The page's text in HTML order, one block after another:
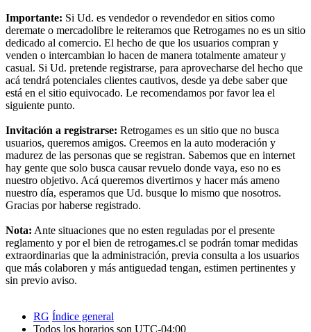
Importante: Si Ud. es vendedor o revendedor en sitios como
deremate o mercadolibre le reiteramos que Retrogames no es un sitio
dedicado al comercio. El hecho de que los usuarios compran y
venden o intercambian lo hacen de manera totalmente amateur y
casual. Si Ud. pretende registrarse, para aprovecharse del hecho que
acá tendrá potenciales clientes cautivos, desde ya debe saber que
está en el sitio equivocado. Le recomendamos por favor lea el
siguiente punto.
Invitación a registrarse: Retrogames es un sitio que no busca
usuarios, queremos amigos. Creemos en la auto moderación y
madurez de las personas que se registran. Sabemos que en internet
hay gente que solo busca causar revuelo donde vaya, eso no es
nuestro objetivo. Acá queremos divertirnos y hacer más ameno
nuestro día, esperamos que Ud. busque lo mismo que nosotros.
Gracias por haberse registrado.
Nota: Ante situaciones que no esten reguladas por el presente
reglamento y por el bien de retrogames.cl se podrán tomar medidas
extraordinarias que la administración, previa consulta a los usuarios
que más colaboren y más antiguedad tengan, estimen pertinentes y
sin previo aviso.
RG Índice general
Todos los horarios son UTC-04:00